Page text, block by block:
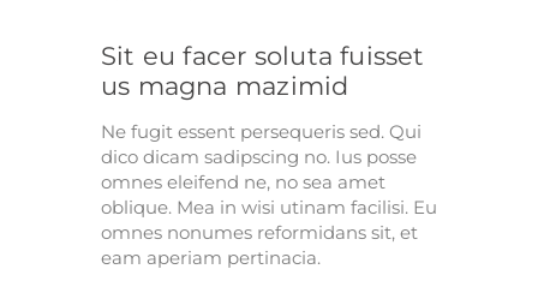
Sit eu facer soluta fuisset
us magna mazimid
Ne fugit essent persequeris sed. Qui
dico dicam sadipscing no. Ius posse
omnes eleifend ne, no sea amet
oblique. Mea in wisi utinam facilisi. Eu
omnes nonumes reformidans sit, et
eam aperiam pertinacia.